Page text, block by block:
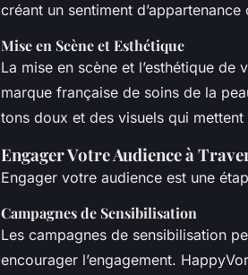
créant un sentiment
Mise en Scène et Esthétique
La mise en scène et l’esthétique
marque française de soins de la
tons doux et des visuels qui
Engager Votre Audience à
Engager votre audience est une
Campagnes de Sensibilisation
Les campagnes de sensibilisation
encourager l’engagement.